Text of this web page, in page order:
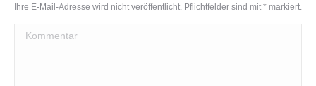
Ihre E-Mail-Adresse wird nicht veröffentlicht. Pflichtfelder sind mit* markiert.
Kommentar